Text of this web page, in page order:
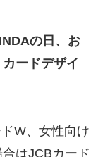
の日、お
ードデザイ
W、女性向け
はJCBカード